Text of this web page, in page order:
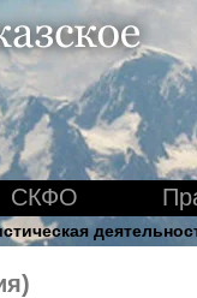
СКФО